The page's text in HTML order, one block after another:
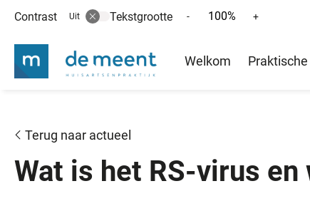
Contrast Uit Tekstgrootte
Tekst
10%
- 100%
Tekst
10%
+
Hoofd
Welkom
Wat is het RS-virus en
Terug naar actueel